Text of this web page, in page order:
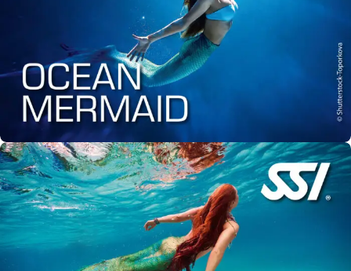
Szkolenia
Ocean Mermaid